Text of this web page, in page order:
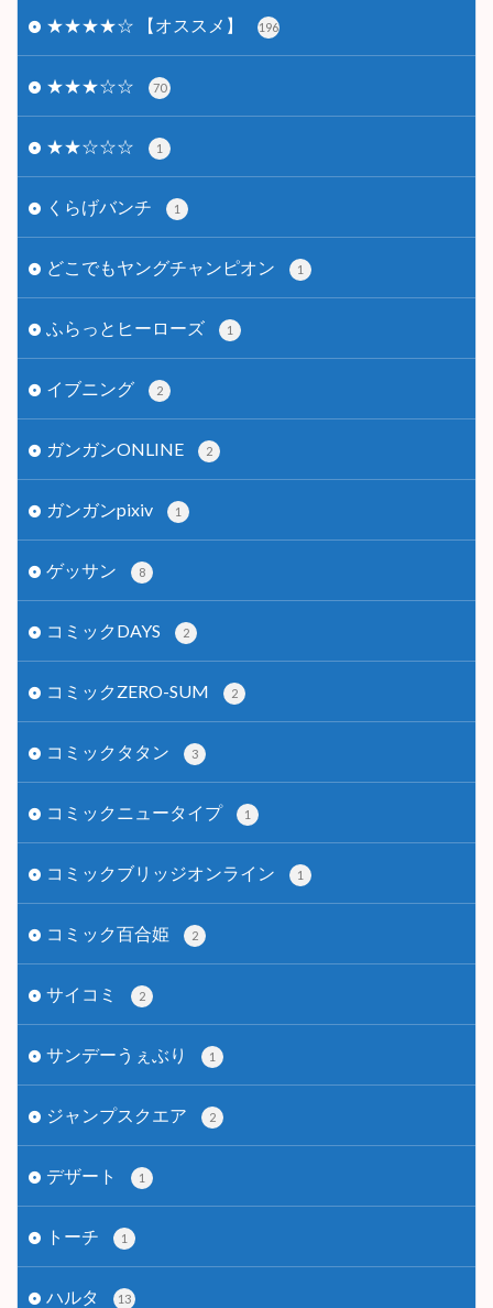
★★★★☆ 【オススメ】 196
★★★☆☆ 70
★★☆☆☆ 1
くらげバンチ 1
どこでもヤングチャンピオン 1
ふらっとヒーローズ 1
イブニング 2
ガンガンONLINE 2
ガンガンpixiv 1
ゲッサン 8
コミックDAYS 2
コミックZERO-SUM 2
コミックタタン 3
コミックニュータイプ 1
コミックブリッジオンライン 1
コミック百合姫 2
サイコミ 2
サンデーうぇぶり 1
ジャンプスクエア 2
デザート 1
トーチ 1
ハルタ 13